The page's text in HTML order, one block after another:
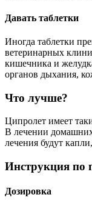
Давать таблетки
Иногда таблетки
ветеринарных
кишечника и
органов дыхания,
Что лучше?
Ципролет имеет
В лечении
лечения будут
Инструкция по
Дозировка